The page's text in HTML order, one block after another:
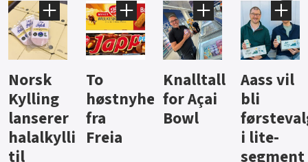
Knalltall
for Açai
Bowl
Aass vil
bli
førstevalg
i lite-
Brus og
jus fra
Berentsen
Hard
iste fra
Hansa